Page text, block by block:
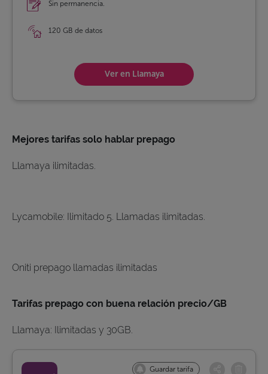
Ver en Llamaya
Sin permanencia.
120 GB de datos
Mejores tarifas solo hablar prepago
Llamaya ilimitadas.
Lycamobile: Ilimitado 5. Llamadas ilimitadas.
Oniti prepago llamadas ilimitadas
Tarifas prepago con buena relación precio/GB
Llamaya: Ilimitadas y 30GB.
Guardar tarifa